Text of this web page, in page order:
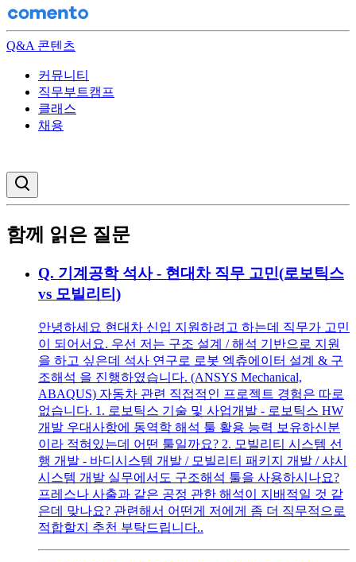
Q&A 콘텐츠
커뮤니티
직무부트캠프
클래스
채용
함께 읽은 질문
Q. 기계공학 석사 - 현대차 직무 고민(로보틱스
vs 모빌리티)
안녕하세요 현대차 신입 지원하려고 하는데 직무가 고민
이 되어서요. 우선 저는 구조 설계 / 해석 기반으로 지원
을 하고 싶은데 석사 연구로 로봇 엑츄에이터 설계 & 구
조해석 을 진행하였습니다. (ANSYS Mechanical,
ABAQUS) 자동차 관련 직접적인 프로젝트 경험은 따로
없습니다. 1. 로보틱스 기술 및 사업개발 - 로보틱스 HW
개발 우대사항에 동역학 해석 툴 활용 능력 보유하신분
이라 적혀있는데 어떤 툴일까요? 2. 모빌리티 시스템 선
행 개발 - 바디시스템 개발 / 모빌리티 패키지 개발 / 샤시
시스템 개발 실무에서도 구조해석 툴을 사용하시나요?
프레스나 사출과 같은 공정 관한 해석이 지배적일 것 같
은데 맞나요? 관련해서 어떤게 저에게 좀 더 직무적으로
적합할지 추천 부탁드립니다..